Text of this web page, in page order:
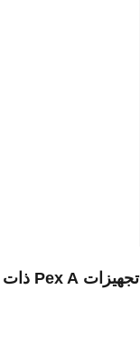
تجهيزات Pex A ذات الصلة